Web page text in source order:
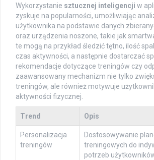
Wykorzystanie sztucznej inteligencji w
zyskuje na popularności, umożliwiając
użytkownika na podstawie danych
oraz urządzenia noszone, takie jak
te mogą na przykład śledzić tętno, ilość
czas aktywności, a następnie dostarczać
rekomendacje dotyczące treningów czy
zaawansowany mechanizm nie tylko
treningów, ale również motywuje
aktywności fizycznej.
Trend Opis
Personalizacja
treningów
Dostosowywanie
treningowych do
potrzeb